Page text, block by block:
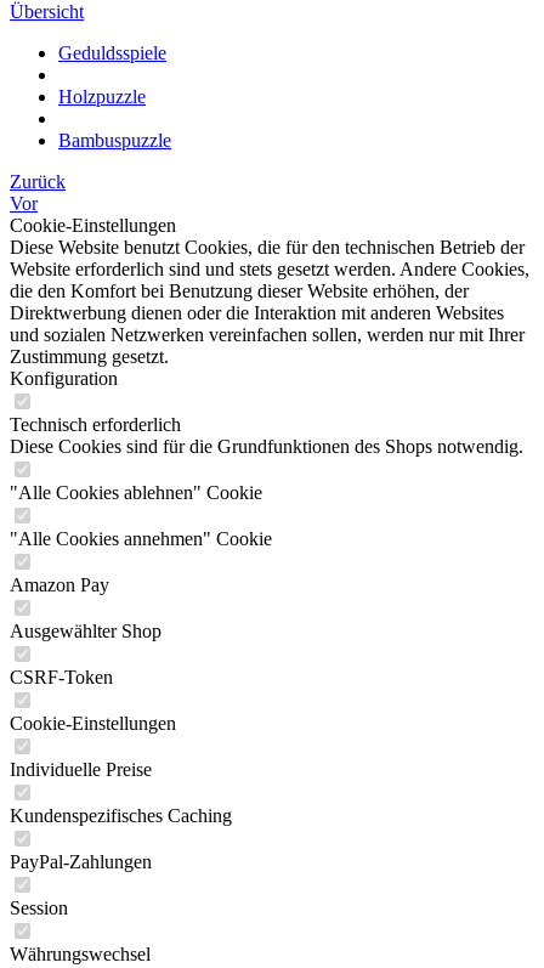
Übersicht
Geduldsspiele
Holzpuzzle
Bambuspuzzle
Zurück
Vor
Cookie-Einstellungen
Diese Website benutzt Cookies, die für den technischen Betrieb der
Website erforderlich sind und stets gesetzt werden. Andere Cookies,
die den Komfort bei Benutzung dieser Website erhöhen, der
Direktwerbung dienen oder die Interaktion mit anderen Websites
und sozialen Netzwerken vereinfachen sollen, werden nur mit Ihrer
Zustimmung gesetzt.
Konfiguration
Technisch erforderlich
Diese Cookies sind für die Grundfunktionen des Shops notwendig.
"Alle Cookies ablehnen" Cookie
"Alle Cookies annehmen" Cookie
Amazon Pay
Ausgewählter Shop
CSRF-Token
Cookie-Einstellungen
Individuelle Preise
Kundenspezifisches Caching
PayPal-Zahlungen
Session
Währungswechsel